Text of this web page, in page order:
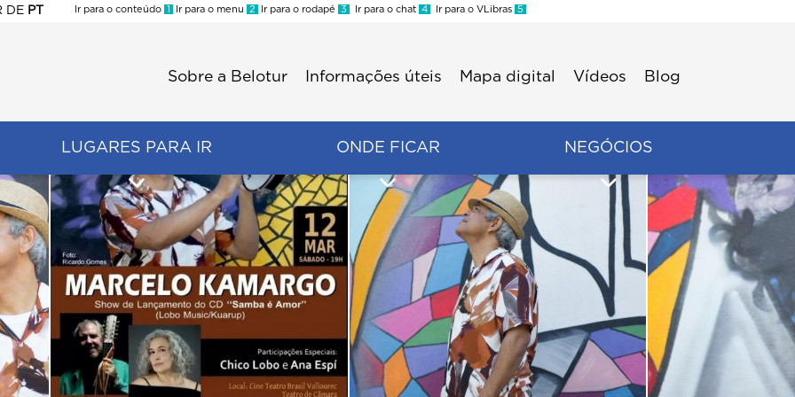
DE PT
Ir para o conteúdo 1 Ir para o menu 2 Ir para o rodapé 3 Ir para o chat 4 Ir para o VLibras 5
Sobre a Belotur Informações úteis Mapa digital Vídeos Blog
LUGARES PARA IR ONDE FICAR NEGÓCIOS